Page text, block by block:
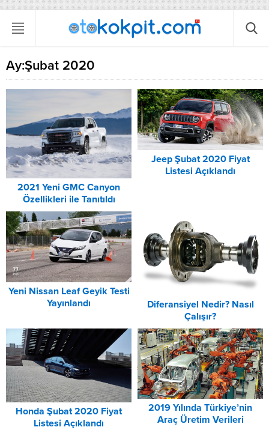
Ay:Şubat 2020
2021 Yeni GMC Canyon
Özellikleri ile Tanıtıldı
Jeep Şubat 2020 Fiyat
Listesi Açıklandı
Yeni Nissan Leaf Geyik Testi
Yayınlandı
Diferansiyel Nedir? Nasıl
Çalışır?
Honda Şubat 2020 Fiyat
Listesi Açıklandı
2019 Yılında Türkiye’nin
Araç Üretim Verileri